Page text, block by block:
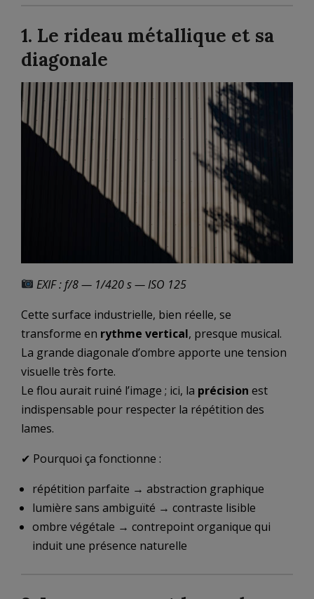
1. Le rideau métallique et sa
diagonale
EXIF : f/8 — 1/420 s — ISO 125
Cette surface industrielle, bien réelle, se
transforme en rythme vertical, presque musical.
La grande diagonale d’ombre apporte une tension
visuelle très forte.
Le flou aurait ruiné l’image ; ici, la précision est
indispensable pour respecter la répétition des
lames.
✔ Pourquoi ça fonctionne :
répétition parfaite → abstraction graphique
lumière sans ambiguïté → contraste lisible
ombre végétale → contrepoint organique qui
induit une présence naturelle